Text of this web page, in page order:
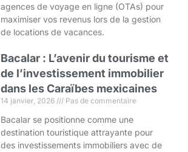
agences de voyage en ligne (OTAs) pour
maximiser vos revenus lors de la gestion
de locations de vacances.
Bacalar : L’avenir du tourisme et
de l’investissement immobilier
dans les Caraïbes mexicaines
14 janvier, 2026 Pas de commentaire
Bacalar se positionne comme une
destination touristique attrayante pour
des investissements immobiliers avec de